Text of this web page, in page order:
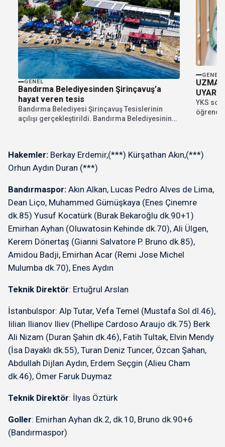
GENEL
Bandırma Belediyesinden Şirinçavuş’a
hayat veren tesis
Bandırma Belediyesi Şirinçavuş Tesislerinin
açılışı gerçekleştirildi. Bandırma Belediyesinin
GENEL
UYARI:
YKS
Hakemler: Berkay Erdemir,(***) Kürşathan Akın,(***)
Orhun Aydın Duran (***)
Bandırmaspor: Akın Alkan, Lucas Pedro Alves de Lima,
Dean Liço, Muhammed Gümüşkaya (Enes Çinemre
dk.85) Yusuf Kocatürk (Burak Bekaroğlu dk.90+1)
Emirhan Ayhan (Oluwatosin Kehinde dk.70), Ali Ülgen,
Kerem Dönertaş (Gianni Salvatore P. Bruno dk.85),
Amidou Badji, Emirhan Acar (Remi Jose Michel
Mulumba dk.70), Enes Aydın
Teknik Direktör: Ertuğrul Arslan
İstanbulspor: Alp Tutar, Vefa Temel (Mustafa Sol dl.46),
Iilian Ilianov Iliev (Phellipe Cardoso Araujo dk.75) Berk
Ali Nizam (Duran Şahin dk.46), Fatih Tultak, Elvin Mendy
(İsa Dayaklı dk.55), Turan Deniz Tuncer, Özcan Şahan,
Abdullah Dijlan Aydın, Erdem Seçgin (Alieu Cham
dk.46), Ömer Faruk Duymaz
Teknik Direktör: İlyas Öztürk
Goller: Emirhan Ayhan dk.2, dk.10, Bruno dk.90+6
(Bandırmaspor)